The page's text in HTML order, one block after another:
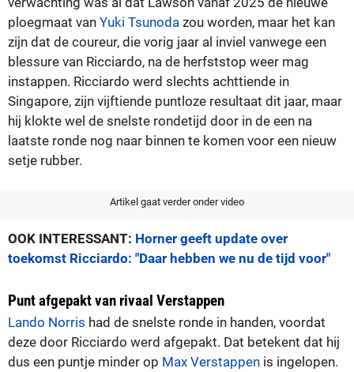
ploegmaat van Yuki Tsunoda zou worden, maar het kan
zijn dat de coureur, die vorig jaar al inviel vanwege een
blessure van Ricciardo, na de herfststop weer mag
instappen. Ricciardo werd slechts achttiende in
Singapore, zijn vijftiende puntloze resultaat dit jaar, maar
hij klokte wel de snelste rondetijd door in de een na
laatste ronde nog naar binnen te komen voor een nieuw
setje rubber.
Artikel gaat verder onder video
OOK INTERESSANT: Horner geeft update over
toekomst Ricciardo: "Daar hebben we nu de tijd voor"
Punt afgepakt van rivaal Verstappen
Lando Norris had de snelste ronde in handen, voordat
deze door Ricciardo werd afgepakt. Dat betekent dat hij
dus een puntje minder op Max Verstappen is ingelopen.